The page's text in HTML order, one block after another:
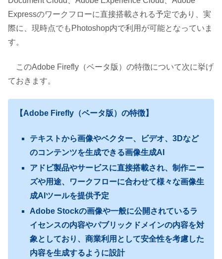
Expressのワークフローに直接搭載される予定であり、実
際に、現時点でもPhotoshop内で利用が可能となっていま
す。
このAdobe Firefly（ベータ版）の特徴について次に挙げ
ておきます。
【Adobe Firefly（ベータ版）の特徴】
テキストから画像やベクター、ビデオ、3Dなど
のコンテンツを生成できる画像生成AI
アドビ製品やサービスに直接搭載され、制作ニー
ズや用途、ワークフローに合わせて様々な画像生
成AIツールを提供予定
Adobe Stockの画像や一般に公開されているラ
イセンスの内容やパブリックドメインの内容を対
象としており、商業利用として安全性を考慮した
内容を生成するように設計